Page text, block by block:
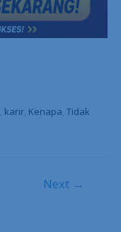
, karir, Kenapa, Tidak
Next →